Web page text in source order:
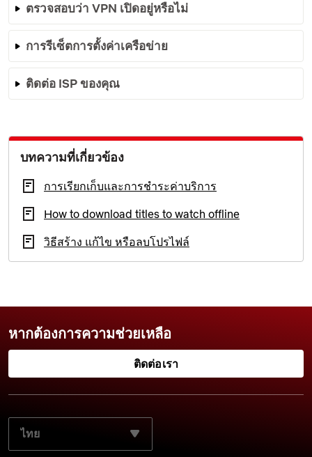
ตรวจสอบว่า VPN เปิดอยู่หรือไม่
การรีเซ็ตการตั้งค่าเครือข่าย
ติดต่อ ISP ของคุณ
บทความที่เกี่ยวข้อง
การเรียกเก็บและการชำระค่าบริการ
How to download titles to watch offline
วิธีสร้าง แก้ไข หรือลบโปรไฟล์
หากต้องการความช่วยเหลือ
ติดต่อเรา
เลือกภาษาที่ต้องการ: